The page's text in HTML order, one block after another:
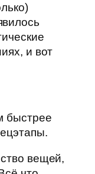
и вот
быстрее
вещей,